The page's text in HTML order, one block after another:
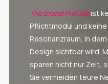
The Brand Preludeist
Pflichtmodul und
Resonanzraum, in
Design sichtbar wird.
sparen nicht nur Zeit,
Sie vermeiden teure